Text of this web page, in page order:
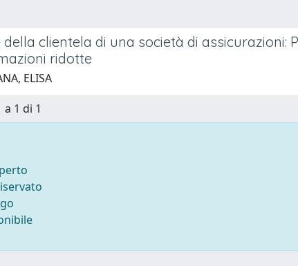
clientela di una società di assicurazioni:
ridotte
ELISA
1 di 1